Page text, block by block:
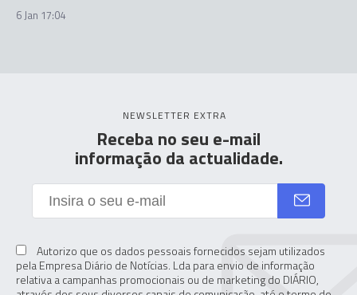
6 Jan 17:04
NEWSLETTER EXTRA
Receba no seu e-mail
informação da actualidade.
Autorizo que os dados pessoais fornecidos sejam utilizados
pela Empresa Diário de Notícias. Lda para envio de informação
relativa a campanhas promocionais ou de marketing do DIÁRIO,